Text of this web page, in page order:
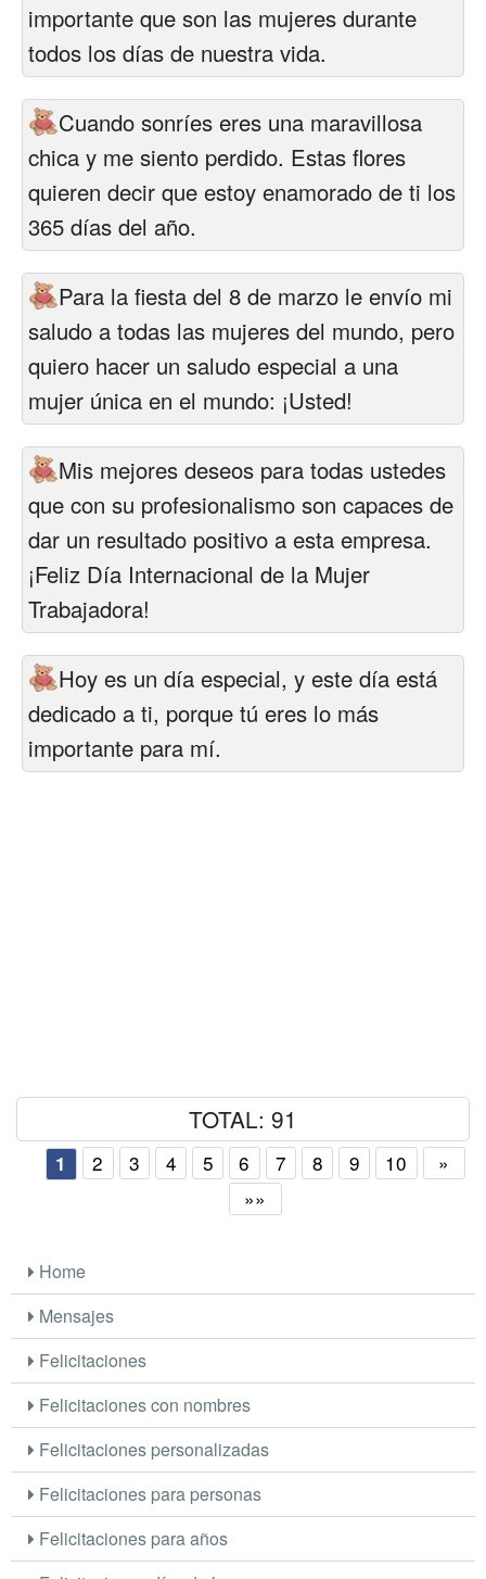
importante que son las mujeres durante
todos los días de nuestra vida.
Cuando sonríes eres una maravillosa
chica y me siento perdido. Estas flores
quieren decir que estoy enamorado de ti los
365 días del año.
Para la fiesta del 8 de marzo le envío mi
saludo a todas las mujeres del mundo, pero
quiero hacer un saludo especial a una
mujer única en el mundo: ¡Usted!
Mis mejores deseos para todas ustedes
que con su profesionalismo son capaces de
dar un resultado positivo a esta empresa.
¡Feliz Día Internacional de la Mujer
Trabajadora!
Hoy es un día especial, y este día está
dedicado a ti, porque tú eres lo más
importante para mí.
TOTAL: 91
1 2 3 4 5 6 7 8 9 10
»
»»
Home
Mensajes
Felicitaciones
Felicitaciones con nombres
Felicitaciones personalizadas
Felicitaciones para personas
Felicitaciones para años